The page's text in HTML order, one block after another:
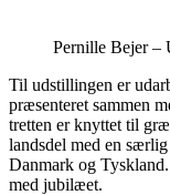
Pernille Bejer –
Til udstillingen er
præsenteret sammen
tretten er knyttet til
landsdel med en
Danmark og
med jubilæet.